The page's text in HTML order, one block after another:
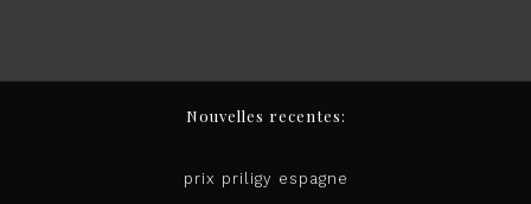
Nouvelles recentes:
prix priligy espagne